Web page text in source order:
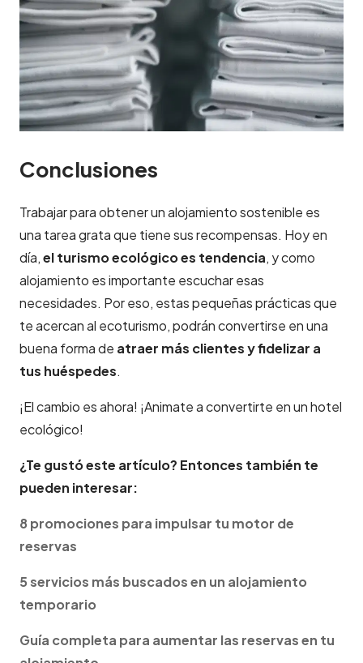
Conclusiones
Trabajar para obtener un alojamiento sostenible es
una tarea grata que tiene sus recompensas. Hoy en
día,el turismo ecológico es tendencia, y como
alojamiento es importante escuchar esas
necesidades. Por eso, estas pequeñas prácticas que
te acercan al ecoturismo, podrán convertirse en una
buena forma de atraer más clientes y fidelizar a
tus huéspedes.
¡El cambio es ahora! ¡Animate a convertirte en un hotel
ecológico!
¿Te gustó este artículo? Entonces también te
pueden interesar:
8 promociones para impulsar tu motor de
reservas
5 servicios más buscados en un alojamiento
temporario
Guía completa para aumentar las reservas en tu